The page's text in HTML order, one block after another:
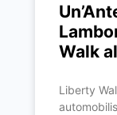
Walk
Liberty